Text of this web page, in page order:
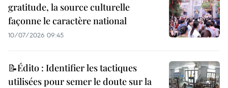
gratitude, la source culturelle
façonne le caractère national
10/07/2026 09:45
📝Édito : Identifier les tactiques
utilisées pour semer le doute sur la